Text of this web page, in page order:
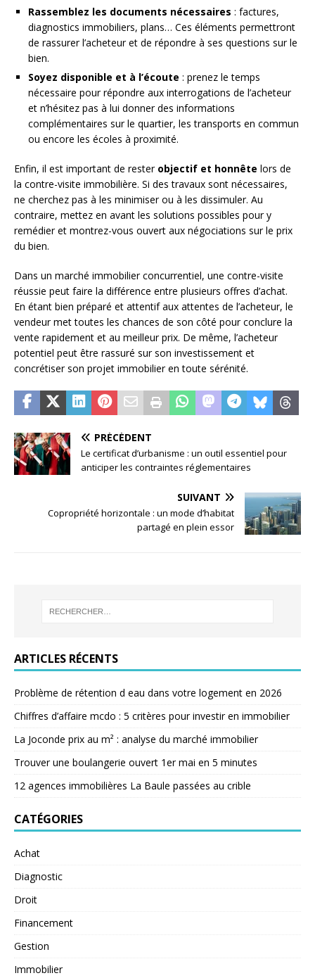
Rassemblez les documents nécessaires : factures,
diagnostics immobiliers, plans… Ces éléments permettront
de rassurer l’acheteur et de répondre à ses questions sur le
bien.
Soyez disponible et à l’écoute : prenez le temps
nécessaire pour répondre aux interrogations de l’acheteur
et n’hésitez pas à lui donner des informations
complémentaires sur le quartier, les transports en commun
ou encore les écoles à proximité.
Enfin, il est important de rester objectif et honnête lors de
la contre-visite immobilière. Si des travaux sont nécessaires,
ne cherchez pas à les minimiser ou à les dissimuler. Au
contraire, mettez en avant les solutions possibles pour y
remédier et montrez-vous ouvert aux négociations sur le prix
du bien.
Dans un marché immobilier concurrentiel, une contre-visite
réussie peut faire la différence entre plusieurs offres d’achat.
En étant bien préparé et attentif aux attentes de l’acheteur, le
vendeur met toutes les chances de son côté pour conclure la
vente rapidement et au meilleur prix. De même, l’acheteur
potentiel peut être rassuré sur son investissement et
concrétiser son projet immobilier en toute sérénité.
PRÉCÉDENT
Le certificat d’urbanisme : un outil essentiel pour
anticiper les contraintes réglementaires
SUIVANT
Copropriété horizontale : un mode d’habitat
partagé en plein essor
ARTICLES RÉCENTS
Problème de rétention d eau dans votre logement en 2026
Chiffres d’affaire mcdo : 5 critères pour investir en immobilier
La Joconde prix au m² : analyse du marché immobilier
Trouver une boulangerie ouvert 1er mai en 5 minutes
12 agences immobilières La Baule passées au crible
CATÉGORIES
Achat
Diagnostic
Droit
Financement
Gestion
Immobilier